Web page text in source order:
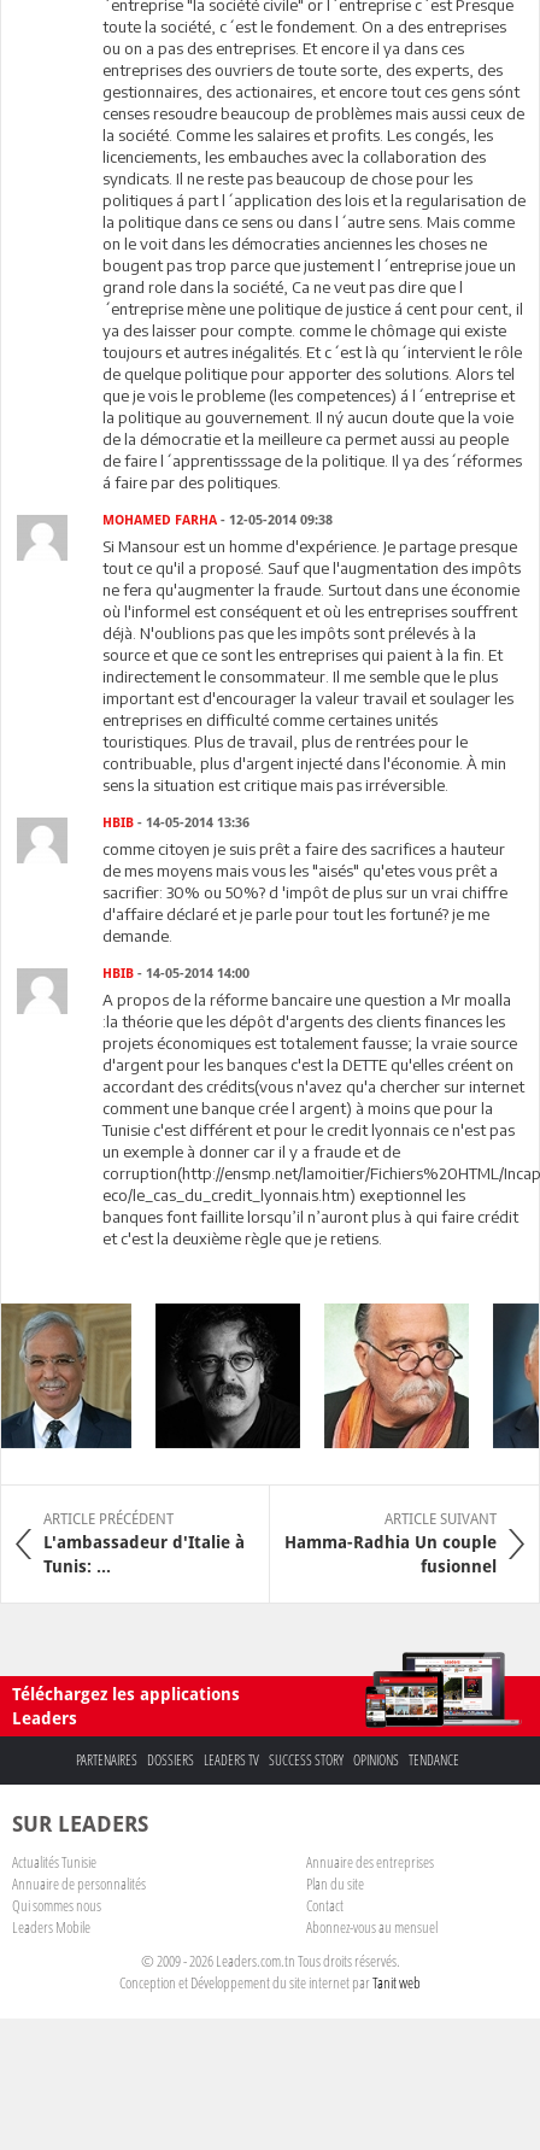
´entreprise "la société civile" or l´entreprise c´est Presque
toute la société, c´est le fondement. On a des entreprises
ou on a pas des entreprises. Et encore il ya dans ces
entreprises des ouvriers de toute sorte, des experts, des
gestionnaires, des actionaires, et encore tout ces gens sónt
censes resoudre beaucoup de problèmes mais aussi ceux de
la société. Comme les salaires et profits. Les congés, les
licenciements, les embauches avec la collaboration des
syndicats. Il ne reste pas beaucoup de chose pour les
politiques á part l´application des lois et la regularisation de
la politique dans ce sens ou dans l´autre sens. Mais comme
on le voit dans les démocraties anciennes les choses ne
bougent pas trop parce que justement l´entreprise joue un
grand role dans la société, Ca ne veut pas dire que l
´entreprise mène une politique de justice á cent pour cent, il
ya des laisser pour compte. comme le chômage qui existe
toujours et autres inégalités. Et c´est là qu´intervient le rôle
de quelque politique pour apporter des solutions. Alors tel
que je vois le probleme (les competences) á l´entreprise et
la politique au gouvernement. Il ný aucun doute que la voie
de la démocratie et la meilleure ca permet aussi au people
de faire l´apprentisssage de la politique. Il ya des´réformes
á faire par des politiques.
MOHAMED FARHA - 12-05-2014 09:38
Si Mansour est un homme d'expérience. Je partage presque
tout ce qu'il a proposé. Sauf que l'augmentation des impôts
ne fera qu'augmenter la fraude. Surtout dans une économie
où l'informel est conséquent et où les entreprises souffrent
déjà. N'oublions pas que les impôts sont prélevés à la
source et que ce sont les entreprises qui paient à la fin. Et
indirectement le consommateur. Il me semble que le plus
important est d'encourager la valeur travail et soulager les
entreprises en difficulté comme certaines unités
touristiques. Plus de travail, plus de rentrées pour le
contribuable, plus d'argent injecté dans l'économie. À min
sens la situation est critique mais pas irréversible.
HBIB - 14-05-2014 13:36
comme citoyen je suis prêt a faire des sacrifices a hauteur
de mes moyens mais vous les "aisés" qu'etes vous prêt a
sacrifier: 30% ou 50%? d 'impôt de plus sur un vrai chiffre
d'affaire déclaré et je parle pour tout les fortuné? je me
demande.
HBIB - 14-05-2014 14:00
A propos de la réforme bancaire une question a Mr moalla
:la théorie que les dépôt d'argents des clients finances les
projets économiques est totalement fausse; la vraie source
d'argent pour les banques c'est la DETTE qu'elles créent on
accordant des crédits(vous n'avez qu'a chercher sur internet
comment une banque crée l argent) à moins que pour la
Tunisie c'est différent et pour le credit lyonnais ce n'est pas
un exemple à donner car il y a fraude et de
corruption(http://ensmp.net/lamoitier/Fichiers%20HTML/
eco/le_cas_du_credit_lyonnais.htm) exeptionnel les
banques font faillite lorsqu’il n’auront plus à qui faire crédit
et c'est la deuxième règle que je retiens.
ARTICLE PRÉCÉDENT
L'ambassadeur d'Italie à
Tunis: ...
ARTICLE SUIVANT
Hamma-Radhia Un couple
fusionnel
Téléchargez les applications
Leaders
PARTENAIRES DOSSIERS LEADERS TV SUCCESS STORY OPINIONS TENDANCE
SUR LEADERS
Actualités Tunisie
Annuaire des entreprises
Annuaire de personnalités
Plan du site
Qui sommes nous
Contact
Leaders Mobile
Abonnez-vous au mensuel
© 2009 - 2026 Leaders.com.tn Tous droits réservés.
Conception et Développement du site internet parTanit web